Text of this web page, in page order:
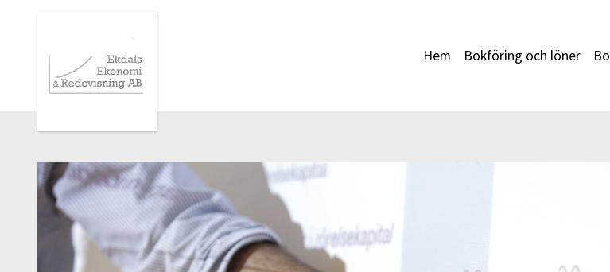
Hem Bokföring och löner